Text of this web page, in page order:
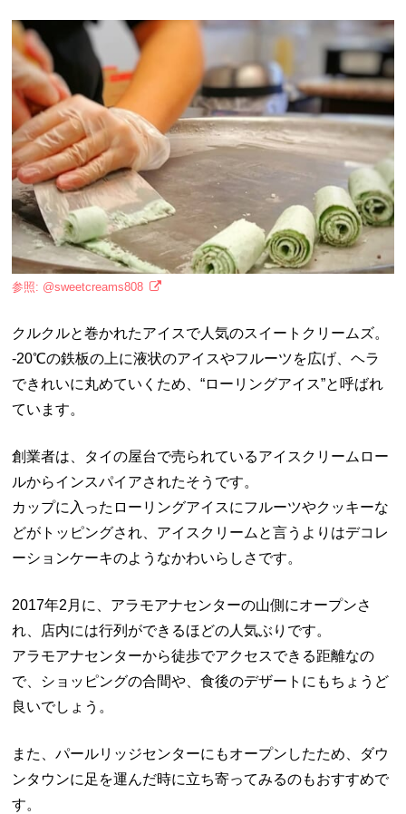
参照: @sweetcreams808
クルクルと巻かれたアイスで人気のスイートクリームズ。
-20℃の鉄板の上に液状のアイスやフルーツを広げ、ヘラ
できれいに丸めていくため、“ローリングアイス”と呼ばれ
ています。
創業者は、タイの屋台で売られているアイスクリームロー
ルからインスパイアされたそうです。
カップに入ったローリングアイスにフルーツやクッキーな
どがトッピングされ、アイスクリームと言うよりはデコレ
ーションケーキのようなかわいらしさです。
2017年2月に、アラモアナセンターの山側にオープンさ
れ、店内には行列ができるほどの人気ぶりです。
アラモアナセンターから徒歩でアクセスできる距離なの
で、ショッピングの合間や、食後のデザートにもちょうど
良いでしょう。
また、パールリッジセンターにもオープンしたため、ダウ
ンタウンに足を運んだ時に立ち寄ってみるのもおすすめで
す。